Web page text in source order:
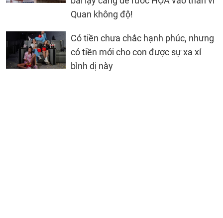
Quan không độ!
Có tiền chưa chắc hạnh phúc, nhưng
có tiền mới cho con được sự xa xỉ
bình dị này